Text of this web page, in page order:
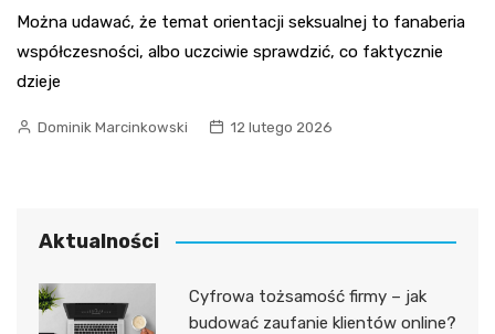
Można udawać, że temat orientacji seksualnej to fanaberia
współczesności, albo uczciwie sprawdzić, co faktycznie
dzieje
Dominik Marcinkowski 12 lutego 2026
Aktualności
Cyfrowa tożsamość firmy – jak
budować zaufanie klientów online?